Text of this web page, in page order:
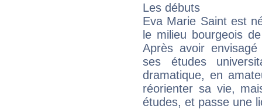
Les débuts
Eva Marie Saint est
le milieu bourgeois
Après avoir envisagé
ses études
dramatique, en
réorienter sa vie,
études, et passe une